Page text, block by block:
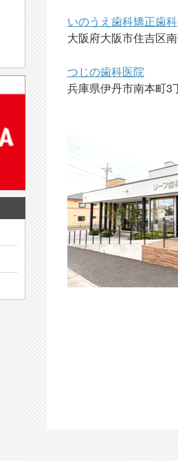
いのうえ歯科矯正歯科
大阪府大阪市住吉区
つじの歯科医院
兵庫県伊丹市南本町3